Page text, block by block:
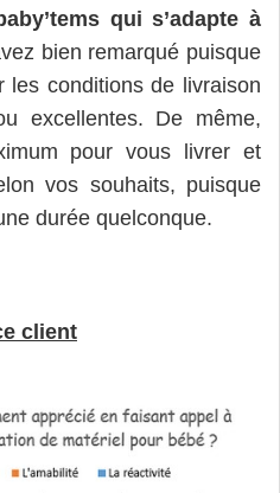
qui s’adapte à
bien remarqué puisque
les conditions de livraison
excellentes. De même,
pour vous livrer et
vos souhaits, puisque
durée quelconque.
client